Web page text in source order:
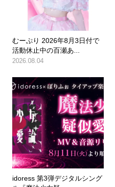
むーぷり 2026年8月3日付で
活動休止中の百瀬あ...
2026.08.04
idoress 第3弾デジタルシング